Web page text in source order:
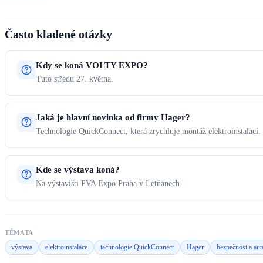
Často kladené otázky
Kdy se koná VOLTY EXPO?
Tuto středu 27. května.
Jaká je hlavní novinka od firmy Hager?
Technologie QuickConnect, která zrychluje montáž elektroinstalací.
Kde se výstava koná?
Na výstavišti PVA Expo Praha v Letňanech.
TÉMATA
výstava elektroinstalace technologie QuickConnect Hager bezpečnost a